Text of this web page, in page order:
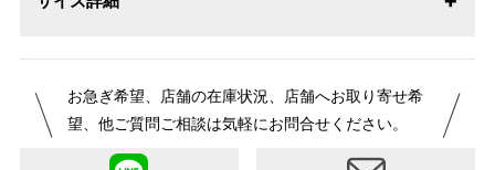
が変更になりました。パターンオーダーは、お客様のお声か
らよりお召しになりやすい寸法に変更いたしました。変更点
について詳細をお知りになりたい方はお問い合わせくださ
お急ぎ希望、店舗の在庫状況、店舗へお取り寄せ希
望、他ご質問ご相談は気軽にお問合せください。